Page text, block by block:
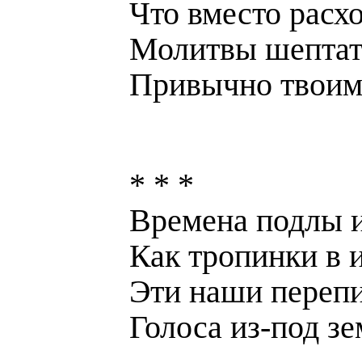
Что вместо
Молитвы
Привычно
* * *
Времена подлы
Как тропинки в
Эти наши
Голоса из-под